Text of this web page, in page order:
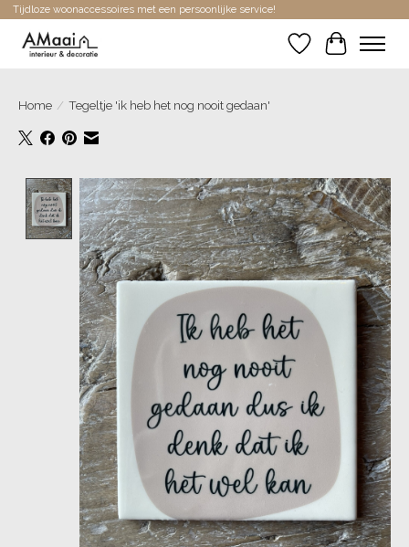
Tijdloze woonaccessoires met een persoonlijke service!
Verlanglijst
Home / Tegeltje 'ik heb het nog nooit gedaan'
Product image slideshow Items